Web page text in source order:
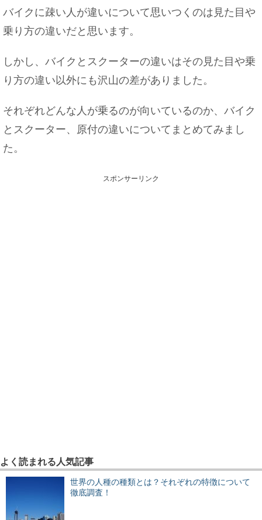
バイクに疎い人が違いについて思いつくのは見た目や
乗り方の違いだと思います。
しかし、バイクとスクーターの違いはその見た目や乗
り方の違い以外にも沢山の差がありました。
それぞれどんな人が乗るのが向いているのか、バイク
とスクーター、原付の違いについてまとめてみまし
た。
スポンサーリンク
よく読まれる人気記事
世界の人種の種類とは？それぞれの特徴について
徹底調査！